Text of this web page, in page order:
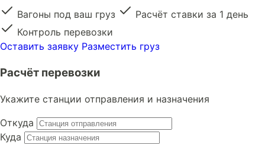
Вагоны под ваш груз
Расчёт ставки за 1 день
Контроль перевозки
Оставить заявку Разместить груз
Расчёт перевозки
Укажите станции отправления и назначения
Откуда
Куда